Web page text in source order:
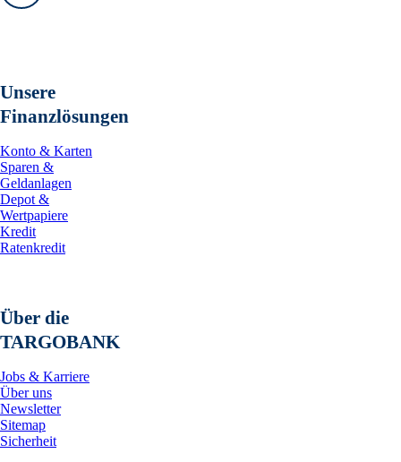
Vorwärts
Unsere
Finanzlösungen
Konto & Karten
Sparen &
Geldanlagen
Depot &
Wertpapiere
Kredit
Ratenkredit
Über die
TARGOBANK
Jobs & Karriere
Über uns
Newsletter
Sitemap
Sicherheit